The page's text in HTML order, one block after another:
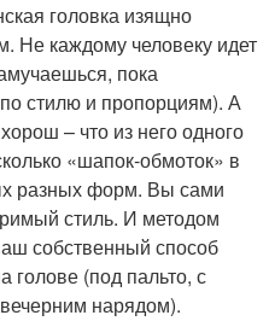
головка изящно
Не каждому человеку идет
пока
стилю и пропорциям). А
– что из него одного
«шапок-обмоток» в
разных форм. Вы сами
стиль. И методом
собственный способ
голове (под пальто, с
нарядом).